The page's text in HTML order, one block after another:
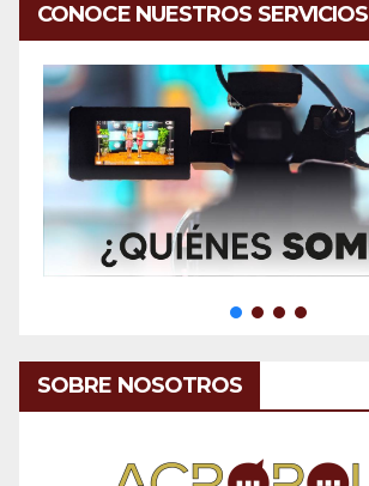
CONOCE NUESTROS SERVICIOS
SOBRE NOSOTROS